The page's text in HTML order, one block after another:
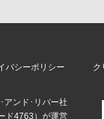
バシーポリシー ク
アンド･リバー社
ド4763）が運営